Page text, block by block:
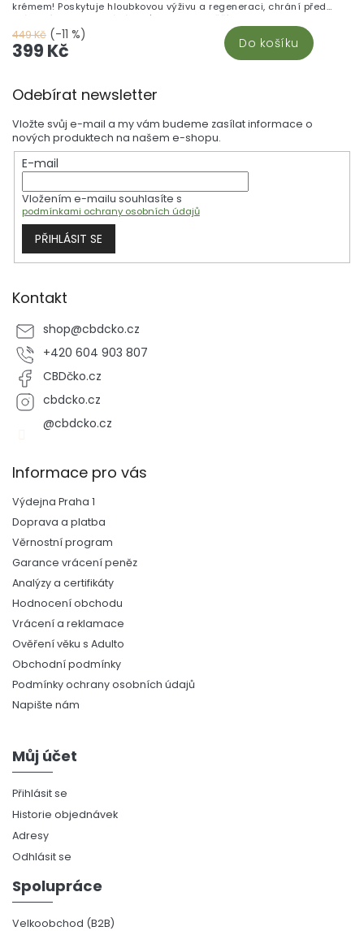
449 Kč (-11 %)
399 Kč Do košíku
krémem! Poskytuje hloubkovou výživu a regeneraci, chrání před
stárnutím a zanechává pleť jemnou a svěží.
Odebírat newsletter
Vložte svůj e-mail a my vám budeme zasílat informace o
nových produktech na našem e-shopu.
E-mail
Vložením e-mailu souhlasíte s
podmínkami ochrany osobních údajů
PŘIHLÁSIT SE
Kontakt
shop@cbdcko.cz
+420 604 903 807
CBDčko.cz
cbdcko.cz
@cbdcko.cz
Informace pro vás
Výdejna Praha 1
Doprava a platba
Věrnostní program
Garance vrácení peněz
Analýzy a certifikáty
Hodnocení obchodu
Vrácení a reklamace
Ověření věku s Adulto
Obchodní podmínky
Podmínky ochrany osobních údajů
Napište nám
Můj účet
Přihlásit se
Historie objednávek
Adresy
Odhlásit se
Spolupráce
Velkoobchod (B2B)